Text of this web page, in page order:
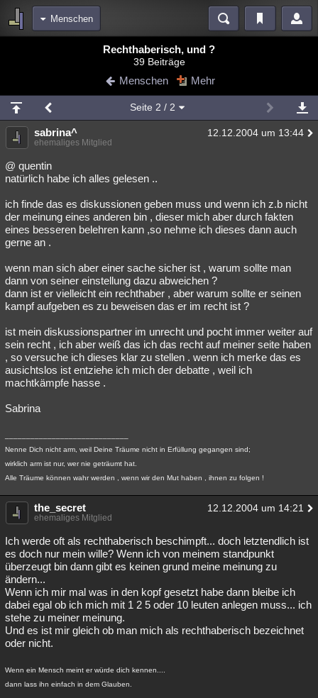
Menschen
Blogs
Chat Wiki Neuigkeiten
meine Rubriken
Menschen Mystery Kriminalfälle
Spiritualität
weitere Rubriken
Philosophie Träume Orte Esoterik Literatur
Helpdesk Gruppen Gaming Filme
Musik Clash Verbesserungen Allmystery English
Übersichten
Besucht Teilgenommen Alle Neue Geschlossen
Lesenswert Schlüsselwörter
Rechthaberisch, und ?
39 Beiträge
Menschen Mehr
Seite 2 / 2
sabrina^ 12.12.2004 um 13:44
ehemaliges Mitglied
@ quentin
natürlich habe ich alles gelesen ..
ich finde das es diskussionen geben muss und wenn ich z.b nicht
der meinung eines anderen bin , dieser mich aber durch fakten
eines besseren belehren kann ,so nehme ich dieses dann auch
gerne an .
wenn man sich aber einer sache sicher ist , warum sollte man
dann von seiner einstellung dazu abweichen ?
dann ist er vielleicht ein rechthaber , aber warum sollte er seinen
kampf aufgeben es zu beweisen das er im recht ist ?
ist mein diskussionspartner im unrecht und pocht immer weiter auf
sein recht , ich aber weiß das ich das recht auf meiner seite haben
, so versuche ich dieses klar zu stellen . wenn ich merke das es
ausichtslos ist entziehe ich mich der debatte , weil ich
machtkämpfe hasse .
Sabrina
Nenne Dich nicht arm, weil Deine Träume nicht in Erfüllung gegangen sind;
wirklich arm ist nur, wer nie geträumt hat.
Alle Träume können wahr werden , wenn wir den Mut haben , ihnen zu folgen !
the_secret 12.12.2004 um 14:21
ehemaliges Mitglied
Ich werde oft als rechthaberisch beschimpft... doch letztendlich ist
es doch nur mein wille? Wenn ich von meinem standpunkt
überzeugt bin dann gibt es keinen grund meine meinung zu
ändern...
Wenn ich mir mal was in den kopf gesetzt habe dann bleibe ich
dabei egal ob ich mich mit 1 2 5 oder 10 leuten anlegen muss... ich
stehe zu meiner meinung.
Und es ist mir gleich ob man mich als rechthaberisch bezeichnet
oder nicht.
Wenn ein Mensch meint er würde dich kennen....
dann lass ihn einfach in dem Glauben.